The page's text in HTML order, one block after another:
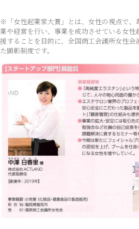
※「女性起業家大賞」とは、女性の視点で、
業や経営を行い、事業を成功させている女性
援することを目的に、全国商工会議所女性会
た顕彰制度です。